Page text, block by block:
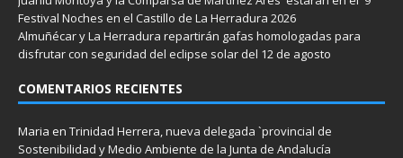
Festival Noches en el Castillo de La Herradura 2026
Almuñécar y La Herradura repartirán gafas homologadas para
disfrutar con seguridad del eclipse solar del 12 de agosto
COMENTARIOS RECIENTES
Maria en Trinidad Herrera, nueva delegada `provincial de
Sostenibilidad y Medio Ambiente de la Junta de Andalucía